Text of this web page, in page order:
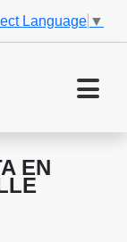
Language ▼
EN